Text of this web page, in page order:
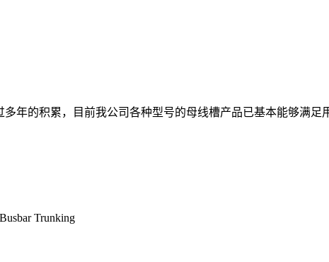
年的积累，目前我公司各种型号的母线槽产品已基本能够满足
Trunking